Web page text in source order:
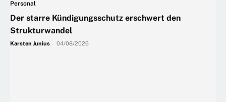
Personal
Der starre Kündigungsschutz erschwert den
Strukturwandel
Karsten Junius 04/08/2026